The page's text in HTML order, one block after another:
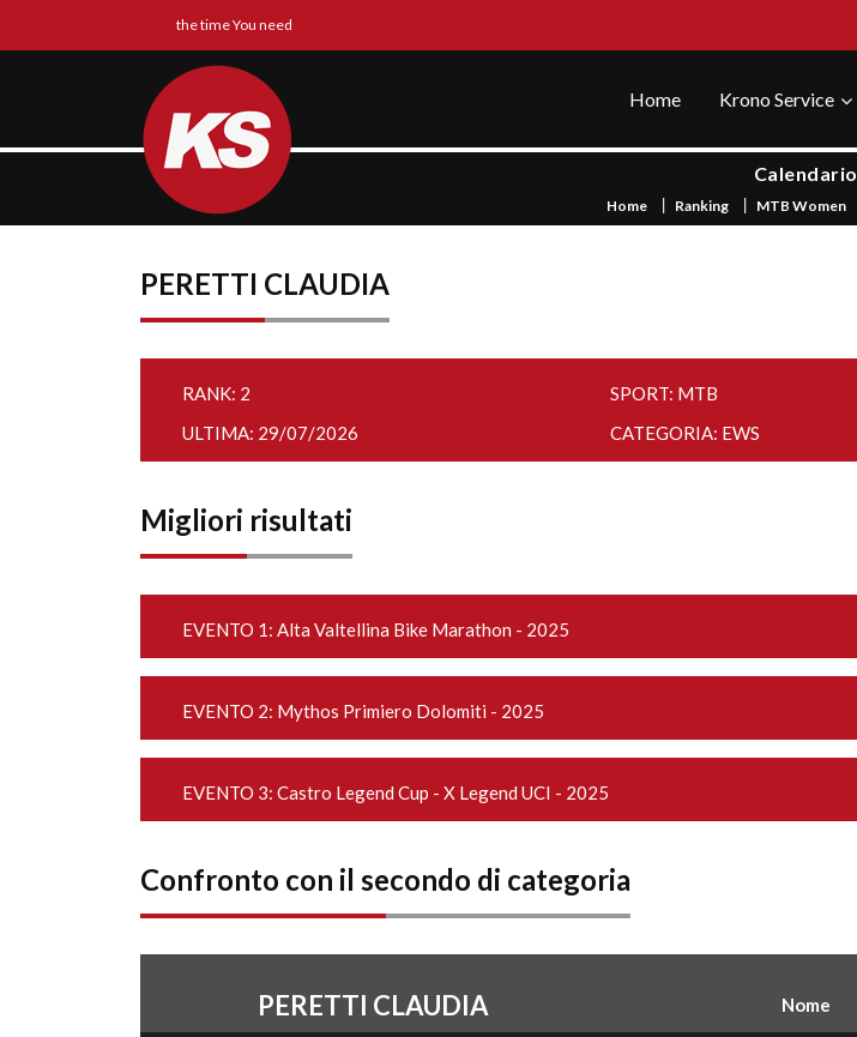
the time You need
Home Krono Service
Calendario
Home Ranking MTB Women
PERETTI CLAUDIA
RANK: 2 SPORT: MTB
ULTIMA: 29/07/2026
CATEGORIA: EWS
Migliori risultati
EVENTO 1: Alta Valtellina Bike Marathon - 2025
EVENTO 2: Mythos Primiero Dolomiti - 2025
EVENTO 3: Castro Legend Cup - X Legend UCI - 2025
Confronto con il secondo di categoria
PERETTI CLAUDIA Nome